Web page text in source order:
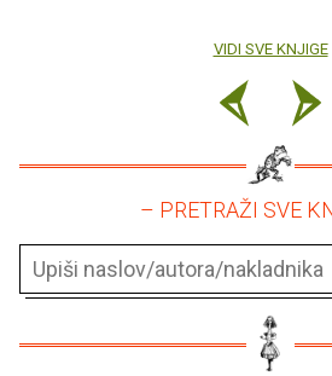
VIDI SVE KNJIGE
– PRETRAŽI SVE